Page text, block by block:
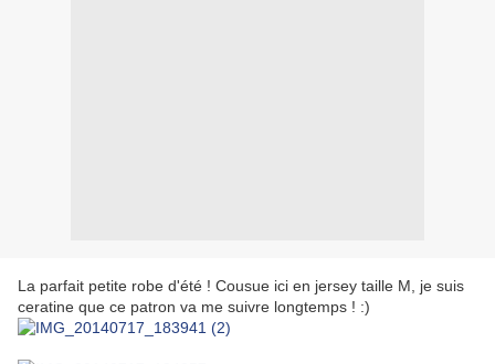
La parfait petite robe d'été ! Cousue ici en jersey taille M, je suis
ceratine que ce patron va me suivre longtemps ! :)